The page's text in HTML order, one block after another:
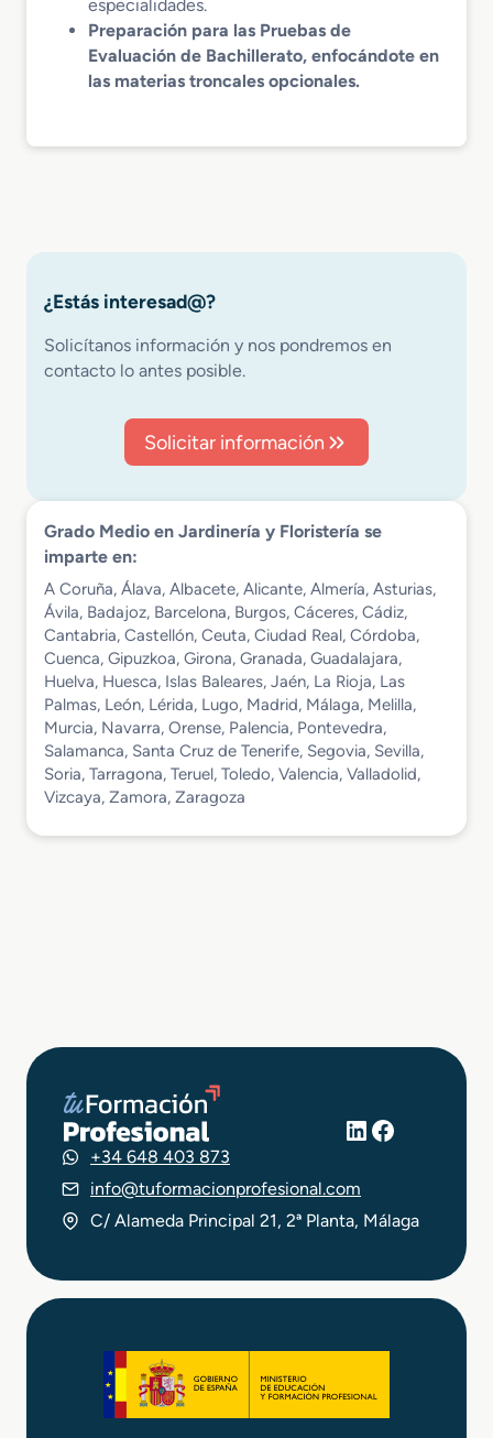
especialidades.
Preparación para las Pruebas de
Evaluación de Bachillerato, enfocándote en
las materias troncales opcionales.
¿Estás interesad@?
Solicítanos información y nos pondremos en
contacto lo antes posible.
Solicitar información
Grado Medio en Jardinería y Floristería se
imparte en:
A Coruña, Álava, Albacete, Alicante, Almería, Asturias,
Ávila, Badajoz, Barcelona, Burgos, Cáceres, Cádiz,
Cantabria, Castellón, Ceuta, Ciudad Real, Córdoba,
Cuenca, Gipuzkoa, Girona, Granada, Guadalajara,
Huelva, Huesca, Islas Baleares, Jaén, La Rioja, Las
Palmas, León, Lérida, Lugo, Madrid, Málaga, Melilla,
Murcia, Navarra, Orense, Palencia, Pontevedra,
Salamanca, Santa Cruz de Tenerife, Segovia, Sevilla,
Soria, Tarragona, Teruel, Toledo, Valencia, Valladolid,
Vizcaya, Zamora, Zaragoza
LinkedIn
Facebook
+34 648 403 873
info@tuformacionprofesional.com
C/ Alameda Principal 21, 2ª Planta, Málaga